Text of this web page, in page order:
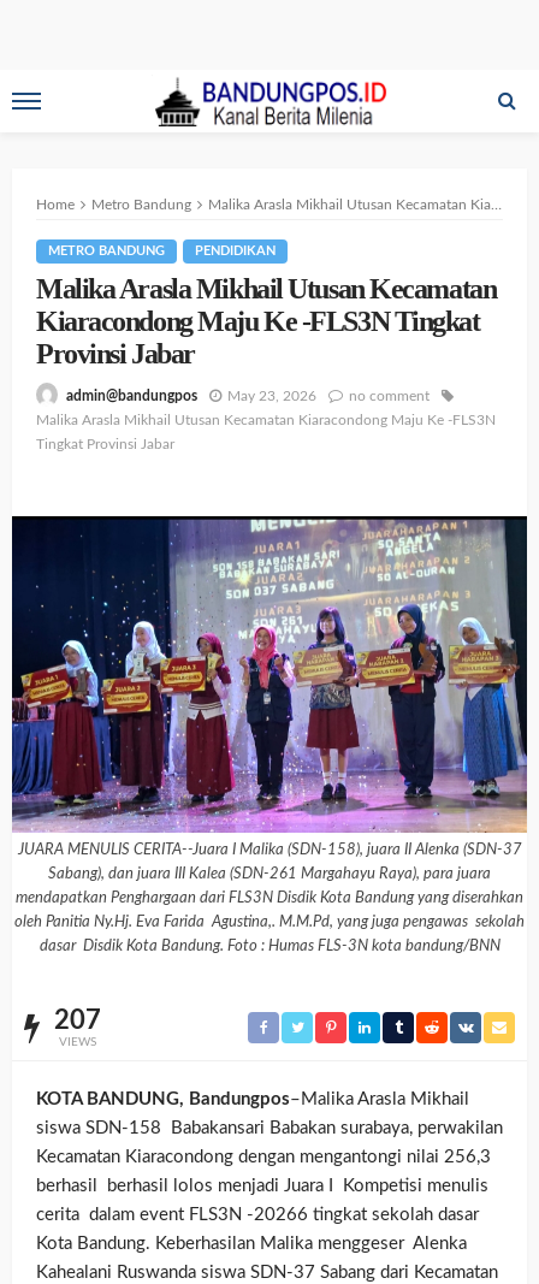
Home Metro Bandung Malika Arasla Mikhail Utusan Kecamatan Kiaracondong Maju Ke -FLS3N Tingkat Provinsi Jabar
METRO BANDUNG PENDIDIKAN
Malika Arasla Mikhail Utusan Kecamatan
Kiaracondong Maju Ke -FLS3N Tingkat
Provinsi Jabar
admin@bandungpos May 23, 2026
no comment
Malika Arasla Mikhail Utusan Kecamatan Kiaracondong Maju Ke -FLS3N
Tingkat Provinsi Jabar
JUARA MENULIS CERITA--Juara I Malika (SDN-158), juara II Alenka (SDN-37
Sabang), dan juara III Kalea (SDN-261 Margahayu Raya), para juara
mendapatkan Penghargaan dari FLS3N Disdik Kota Bandung yang diserahkan
oleh Panitia Ny.Hj. Eva Farida Agustina,. M.M.Pd, yang juga pengawas sekolah
dasar Disdik Kota Bandung. Foto : Humas FLS-3N kota bandung/BNN
207
VIEWS
KOTA BANDUNG, Bandungpos–Malika Arasla Mikhail
siswa SDN-158 Babakansari Babakan surabaya, perwakilan
Kecamatan Kiaracondong dengan mengantongi nilai 256,3
berhasil berhasil lolos menjadi Juara I Kompetisi menulis
cerita dalam event FLS3N -20266 tingkat sekolah dasar
Kota Bandung. Keberhasilan Malika menggeser Alenka
Kahealani Ruswanda siswa SDN-37 Sabang dari Kecamatan